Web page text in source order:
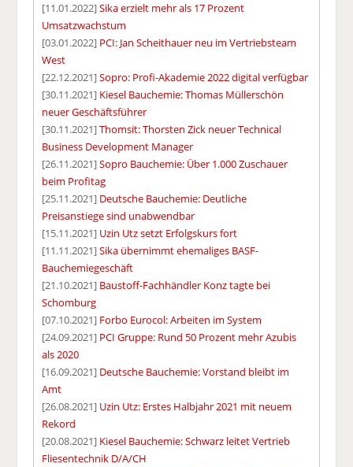
[11.01.2022]Sika erzielt mehr als 17 Prozent
Umsatzwachstum
[03.01.2022] PCI: Jan Scheithauer neu im Vertriebsteam
West
[22.12.2021]Sopro: Profi-Akademie 2022 digital verfügbar
[30.11.2021] Kiesel Bauchemie: Thomas Müllerschön
neuer Geschäftsführer
[30.11.2021]Thomsit: Thorsten Zick neuer Technical
Business Development Manager
[26.11.2021]Sopro Bauchemie: Über 1.000 Zuschauer
beim Profitag
[25.11.2021] Deutsche Bauchemie: Deutliche
Preisanstiege sind unabwendbar
[15.11.2021] Uzin Utz setzt Erfolgskurs fort
[11.11.2021]Sika übernimmt ehemaliges BASF-
Bauchemiegeschäft
[21.10.2021] Baustoff-Fachhändler Konz tagte bei
Schomburg
[07.10.2021] Forbo Eurocol: Arbeiten im System
[24.09.2021] PCI Gruppe: Rund 50 Prozent mehr Azubis
als 2020
[16.09.2021] Deutsche Bauchemie: Vorstand bleibt im
Amt
[26.08.2021] Uzin Utz: Erstes Halbjahr 2021 mit neuem
Rekord
[20.08.2021] Kiesel Bauchemie: Schwarz leitet Vertrieb
Fliesentechnik D/A/CH